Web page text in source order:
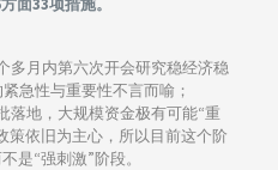
多月内第六次开会研究稳经济稳
急性与重要性不言而喻；
落地，大规模资金极有可能“重
策依旧为主心，所以目前这个阶
是“强刺激”阶段。